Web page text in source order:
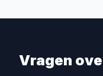
Vragen